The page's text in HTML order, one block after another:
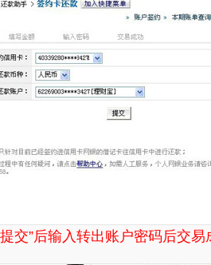
交”后输入转出账户密码后交易